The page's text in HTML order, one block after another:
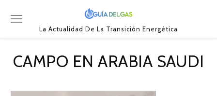
La Actualidad De La Transición Energética
CAMPO EN ARABIA SAUDI